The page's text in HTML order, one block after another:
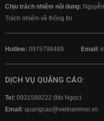
Chịu trách nhiệm nội dung:
Trách nhiệm về thông tin
Hotline: 0975798489 Email:
DỊCH VỤ QUẢNG CÁO:
Tel: 0931589222 (Ms Ngọc)
Email: quangcao@vietnammoi.vn